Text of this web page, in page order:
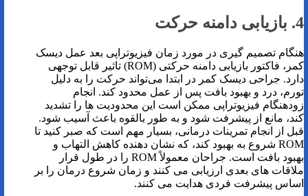
4. بازیابی دامنه حرکت
هنگام تصمیم گیری در مورد زمان فیزیوتراپی بعد عمل دیسک
کمر، فاکتور بازیابی دامنه حرکتی (ROM) تاثیر قابل توجهی
دارد. جراحی دیسک کمر در ابتدا می‌تواند حرکت را به دلیل
تورم، درد و بهبود بافت پس از عمل محدود کند. انجام
زودهنگام فیزیوتراپی ممکن است این محدودیت ها را تشدید
کند، مانع از پیشرفت شود و به طور بالقوه باعث آسیب شود.
قبل از انجام تمرینات درمانی، بسیار مهم است که صبر کنید تا
ROM شروع به بهبود کند، که نشان دهنده کاهش التهاب و
بهبود بافت است. جراحان معمولاً ROM را در طول قرار
ملاقات های بعدی ارزیابی می کنند و زمان شروع درمان را بر
اساس پیشرفت فردی هدایت می کنند.